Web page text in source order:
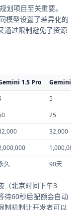
划项目至关重要。
模型设置了差异化的
通过限制避免了资源
1.5 Pro
Gemini 2.5
5
25
32,000
1,000,000
久 90天
（北京时间下午3
待60秒后配额会自动
制机制让开发者可以